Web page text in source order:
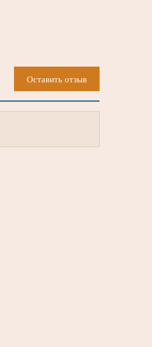
Оставить отзыв